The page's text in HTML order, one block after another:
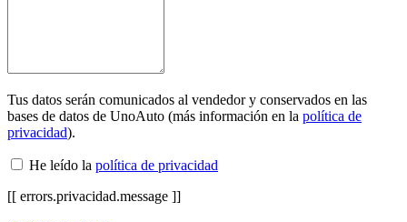
Tus datos serán comunicados al vendedor y conservados en las
bases de datos de UnoAuto (más información en la política de
privacidad).
He leído la política de privacidad
[[ errors.privacidad.message ]]